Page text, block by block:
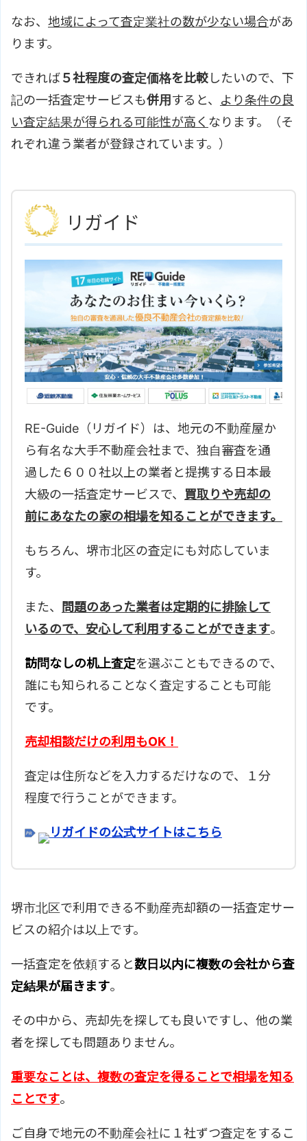
なお、 地域によって査定業社の数が少ない場合があ
ります。
できれば５社程度の査定価格を比較したいので、下
記の一括査定サービスも併用 すると、 より条件の良
い査定結果が得られる可能性が高く なります。（そ
れぞれ違う業者が登録されています。）
リガイド
RE-Guide（リガイド）は、地元の不動産屋か
ら有名な大手不動産会社まで、独自審査を通
過した６００社以上の業者と提携する日本最
大級の一括査定サービスで、 買取りや売却の
前にあなたの家の相場を知ることができます。
もちろん、 堺市北区の査定にも対応していま
す。
また、
問題のあった業者は定期的に排除して
いるので、安心して利用することができます。
訪問なしの机上査定を選ぶこともできるので、
誰にも知られることなく査定することも可能
です。
売却相談だけの利用もOK！
査定は住所などを入力するだけなので、１分
程度で行うことができます。
リガイドの公式サイトはこちら
堺市北区で利用できる不動産売却額の一括査定サー
ビスの紹介は以上です。
一括査定を依頼すると数日以内に複数の会社から査
定結果が届きます。
その中から、売却先を探しても良いですし、他の業
者を探しても問題ありません。
重要なことは、複数の査定を得ることで相場を知る
ことです。
ご自身で地元の不動産会社に１社ずつ査定をするこ